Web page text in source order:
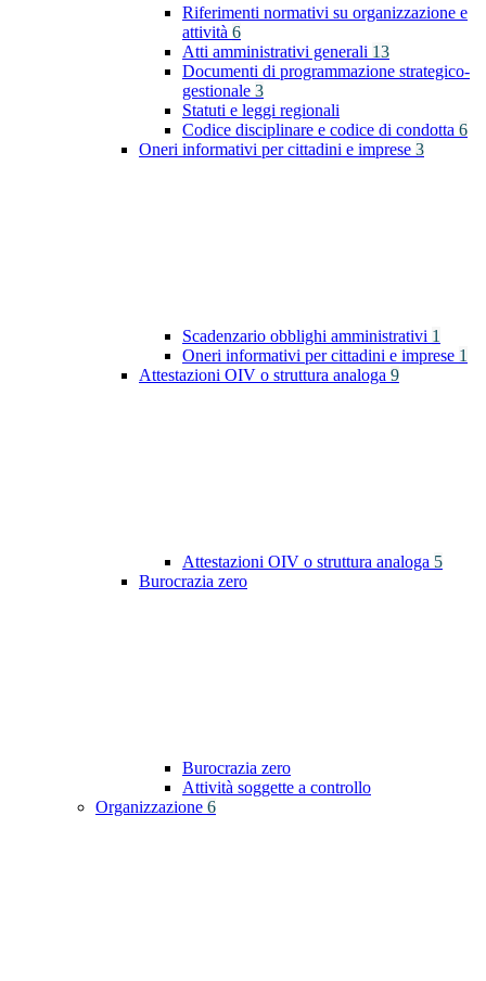
Riferimenti normativi su organizzazione e
attività 6
Atti amministrativi generali 13
Documenti di programmazione strategico-
gestionale 3
Statuti e leggi regionali
Codice disciplinare e codice di condotta 6
Oneri informativi per cittadini e imprese 3
Scadenzario obblighi amministrativi 1
Oneri informativi per cittadini e imprese 1
Attestazioni OIV o struttura analoga 9
Attestazioni OIV o struttura analoga 5
Burocrazia zero
Burocrazia zero
Attività soggette a controllo
Organizzazione 6